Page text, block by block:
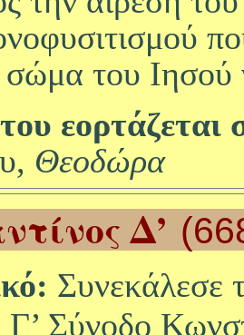
του Ιησού
εορτάζεται
Θεοδώρα
Δ’
Συνεκάλεσε
Σύνοδο